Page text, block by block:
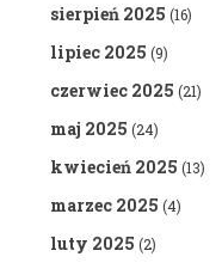
sierpień 2025 (16)
lipiec 2025 (9)
czerwiec 2025 (21)
maj 2025 (24)
kwiecień 2025 (13)
marzec 2025 (4)
luty 2025 (2)